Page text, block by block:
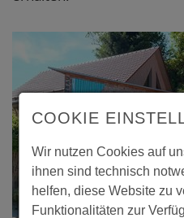
COOKIE
Wir nutzen Cookies auf
ihnen sind technisch
helfen, diese Website zu
Funktionalitäten zur